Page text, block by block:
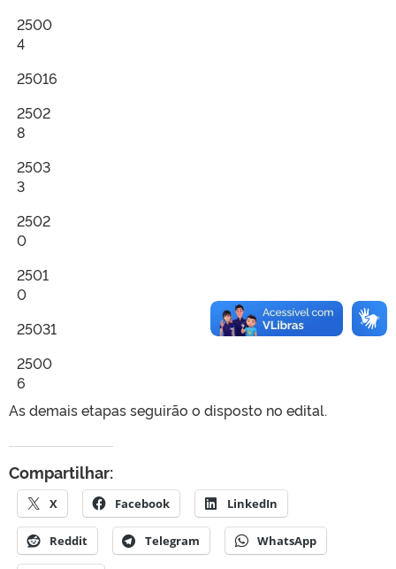
2500
4
25016
2502
8
2503
3
2502
0
2501
0
25031
2500
6
As demais etapas seguirão o disposto no edital.
Compartilhar:
X Facebook LinkedIn
Reddit Telegram WhatsApp